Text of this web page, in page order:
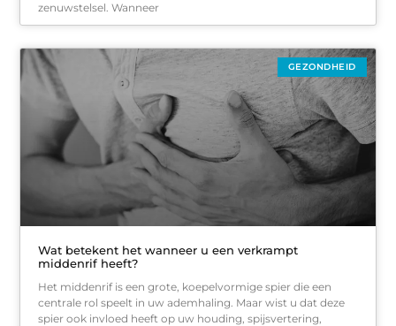
zenuwstelsel. Wanneer
GEZONDHEID
Wat betekent het wanneer u een verkrampt
middenrif heeft?
Het middenrif is een grote, koepelvormige spier die een
centrale rol speelt in uw ademhaling. Maar wist u dat deze
spier ook invloed heeft op uw houding, spijsvertering,